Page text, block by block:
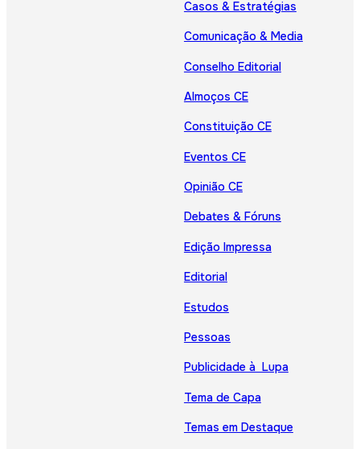
Casos & Estratégias
Comunicação & Media
Conselho Editorial
Almoços CE
Constituição CE
Eventos CE
Opinião CE
Debates & Fóruns
Edição Impressa
Editorial
Estudos
Pessoas
Publicidade à Lupa
Tema de Capa
Temas em Destaque